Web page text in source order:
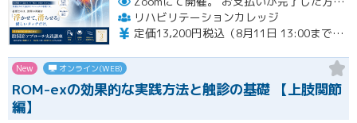
リハビリテーションカレッジ
定価13,200円税込（8月11日 13:00までのお申し込みにて3,300円オフでご受講いただけます）
New オンライン(WEB)
ROM-exの効果的な実践方法と触診の基礎 【上肢関節
編】